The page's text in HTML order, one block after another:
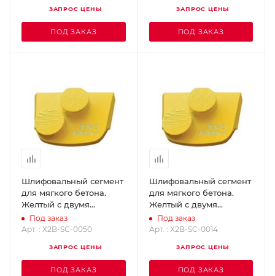
ЗАПРОС ЦЕНЫ
ПОД ЗАКАЗ
ЗАПРОС ЦЕНЫ
ПОД ЗАКАЗ
Шлифовальный сегмент
для мягкого бетона.
Желтый с двумя
кнопками - Grit 50
SUPERABRASIVE X2B-
Под заказ
Арт. : X2B-SC-0050
ЗАПРОС ЦЕНЫ
ПОД ЗАКАЗ
Шлифовальный сегмент
для мягкого бетона.
Желтый с двумя
кнопками - Grit 14
SUPERABRASIVE X2B-
Под заказ
Арт. : X2B-SC-0014
ЗАПРОС ЦЕНЫ
ПОД ЗАКАЗ